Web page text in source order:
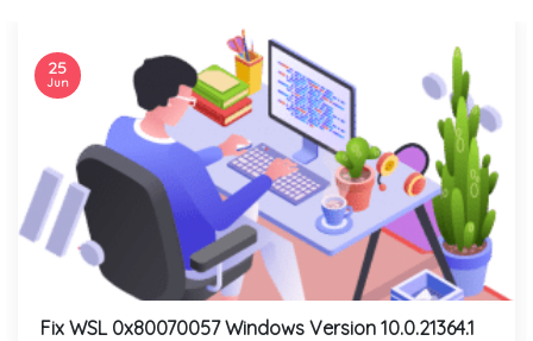
Fix WSL 0x80070057 Windows Version 10.0.21364.1
25
Jun